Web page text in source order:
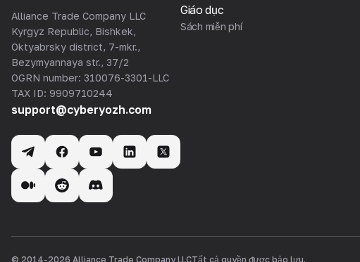
Alliance Trade Company LLC
Kyrgyz Republic, Bishkek,
Oktyabrsky district, 7-mkr.,
Bezymyannaya str., 37/2
OGRN number: 310076-3301-LLC
TAX ID: 9909710244
support@cyberyozh.com
Giáo dục
Sách miễn phí
© 2014-2026 Alliance Trade Company LLCTất cả quyền được bảo lưu.